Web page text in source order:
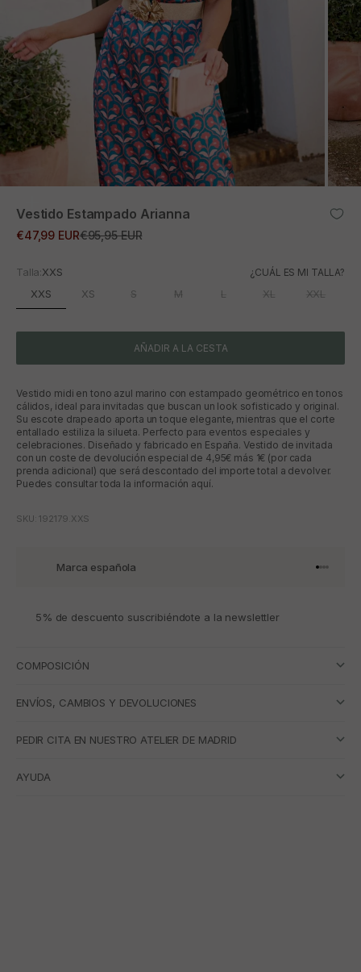
Vestido Estampado Arianna
Precio de oferta
€47,99 EURPrecio normal
€95,95 EUR
Talla:XXS ¿CUÁL ES MI TALLA?
XXS XS S M L XL XXL
AÑADIR A LA CESTA
Vestido midi en tono azul marino con estampado geométrico en tonos
cálidos, ideal para invitadas que buscan un look sofisticado y original.
Su escote drapeado aporta un toque elegante, mientras que el corte
entallado estiliza la silueta. Perfecto para eventos especiales y
celebraciones. Diseñado y fabricado en España. Vestido de invitada
con un coste de devolución especial de 4,95€ más 1€ (por cada
prenda adicional) que será descontado del importe total a devolver.
Puedes consultar toda la información aquí.
SKU: 192179.XXS
Marca española Ir al
Ir al
Ir al
Ir al
5% de descuento suscribiéndote a la newslettler
COMPOSICIÓN
ENVÍOS, CAMBIOS Y DEVOLUCIONES
PEDIR CITA EN NUESTRO ATELIER DE MADRID
AYUDA